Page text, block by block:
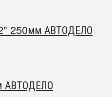
250мм АВТОДЕЛО
АВТОДЕЛО